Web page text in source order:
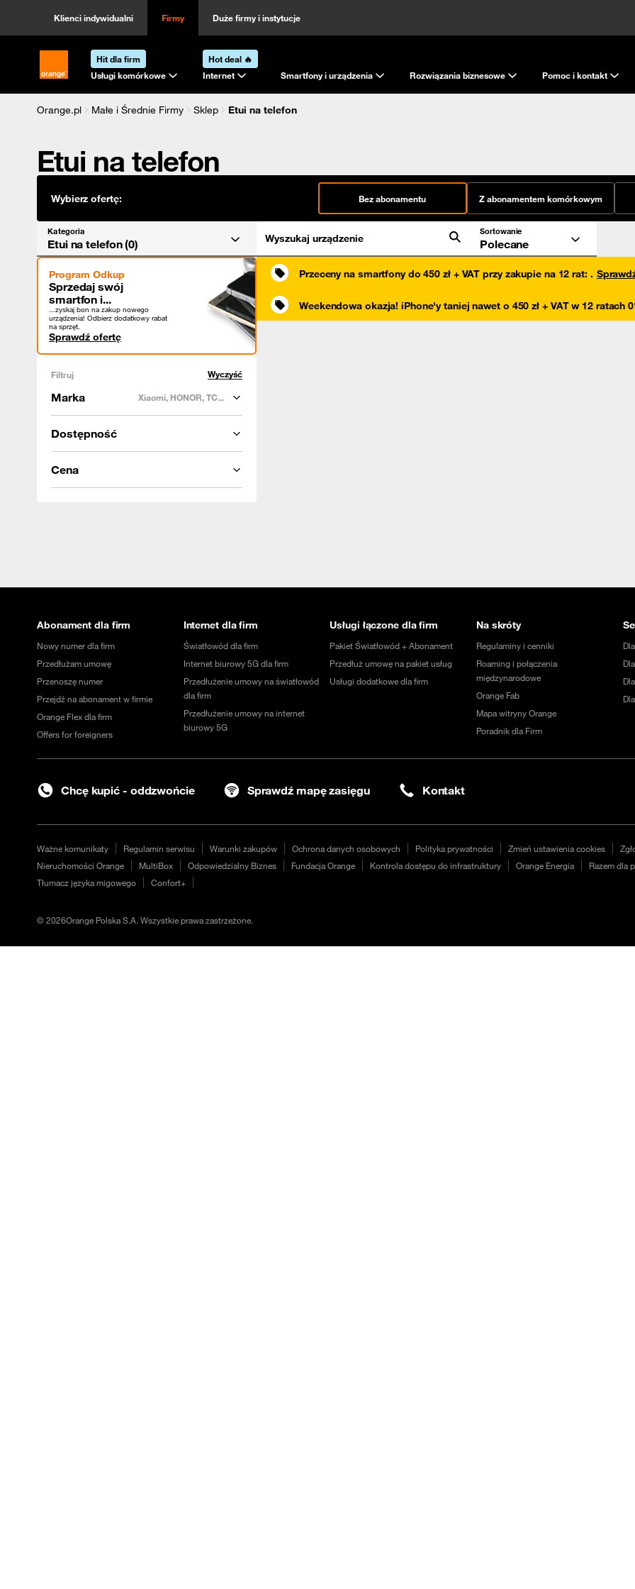
Klienci indywidualni Firmy Duże firmy i instytucje
Strona główna Orange.pl
Hit dla firm
Usługi komórkowe
Hot deal 🔥
Internet
Smartfony i urządzenia Rozwiązania biznesowe Pomoc i kontakt
Orange.pl Małe i Średnie Firmy Sklep
Etui na telefon
Etui na telefon
Wybierz ofertę: Bez abonamentu Z abonamentem komórkowym
Kategoria
Etui na telefon (0) Wyszukaj urządzenie
Sortowanie
Polecane
Program Odkup
Sprzedaj swój
smartfon i...
...zyskaj bon na zakup nowego
urządzenia! Odbierz dodatkowy rabat
na sprzęt.
Sprawdź ofertę
Filtruj Wyczyść
Marka Xiaomi, HONOR, TC...
Dostępność
Cena
Przeceny na smartfony do 450 zł + VAT przy zakupie na 12 rat: .
Weekendowa okazja! iPhone'y taniej nawet o 450 zł + VAT w 12 ratach
Abonament dla firm
Nowy numer dla firm
Przedłużam umowę
Przenoszę numer
Przejdź na abonament w firmie
Orange Flex dla firm
Offers for foreigners
Internet dla firm
Światłowód dla firm
Internet biurowy 5G dla firm
Przedłużenie umowy na światłowód
dla firm
Przedłużenie umowy na internet
biurowy 5G
Usługi łączone dla firm
Pakiet Światłowód + Abonament
Przedłuż umowę na pakiet usług
Usługi dodatkowe dla firm
Na skróty
Regulaminy i cenniki
Roaming i połączenia
międzynarodowe
Orange Fab
Mapa witryny Orange
Poradnik dla Firm
Chcę kupić - oddzwońcie Sprawdź mapę zasięgu Kontakt
Ważne komunikaty Regulamin serwisu Warunki zakupów Ochrona danych osobowych Polityka prywatności Zmień ustawienia cookies
Nieruchomości Orange
MultiBox Odpowiedzialny Biznes Fundacja Orange Kontrola dostępu do infrastruktury Orange Energia Razem dla
Tłumacz języka migowego
Confort+
©2026Orange Polska S.A. Wszystkie prawa zastrzeżone.